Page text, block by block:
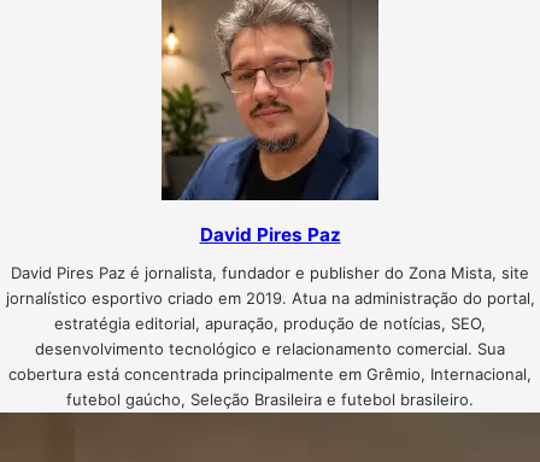
David Pires Paz
David Pires Paz é jornalista, fundador e publisher do Zona Mista, site
jornalístico esportivo criado em 2019. Atua na administração do portal,
estratégia editorial, apuração, produção de notícias, SEO,
desenvolvimento tecnológico e relacionamento comercial. Sua
cobertura está concentrada principalmente em Grêmio, Internacional,
futebol gaúcho, Seleção Brasileira e futebol brasileiro.